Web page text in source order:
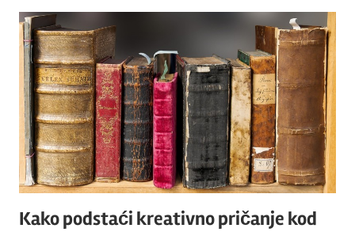
Kako podstaći kreativno pričanje kod